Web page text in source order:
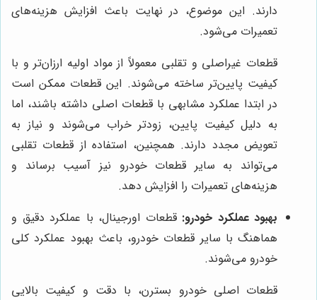
دارند. این موضوع، در نهایت باعث افزایش هزینه‌های
تعمیرات می‌شود.
قطعات غیراصلی و تقلبی معمولاً از مواد اولیه ارزان‌تر و با
کیفیت پایین‌تر ساخته می‌شوند. این قطعات ممکن است
در ابتدا عملکرد مشابهی با قطعات اصلی داشته باشند، اما
به دلیل کیفیت پایین، زودتر خراب می‌شوند و نیاز به
تعویض مجدد دارند. همچنین، استفاده از قطعات تقلبی
می‌تواند به سایر قطعات خودرو نیز آسیب برساند و
هزینه‌های تعمیرات را افزایش دهد.
بهبود عملکرد خودرو: قطعات اورجینال، با عملکرد دقیق و
هماهنگ با سایر قطعات خودرو، باعث بهبود عملکرد کلی
خودرو می‌شوند.
قطعات اصلی خودرو بسترن، با دقت و کیفیت بالایی